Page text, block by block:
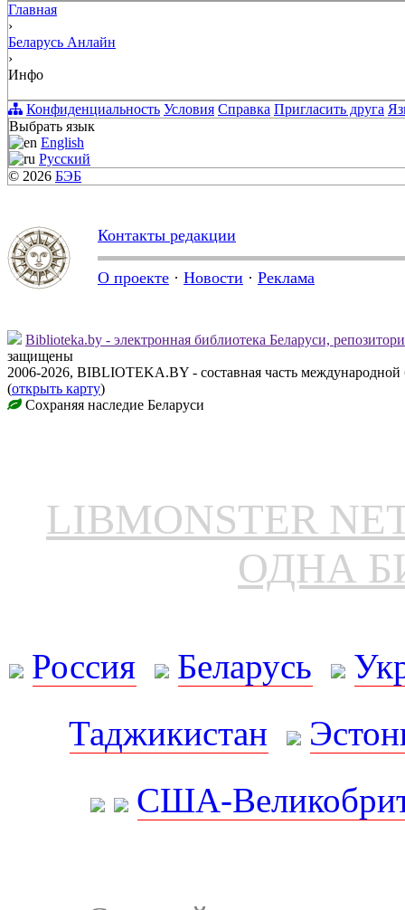
Главная
›
Беларусь Анлайн
›
Инфо
Конфиденциальность Условия Справка Пригласить друга
Выбрать язык
English
Русский
© 2026 БЭБ
Контакты редакции
О проекте · Новости · Реклама
Biblioteka.by - электронная библиотека Беларуси,
защищены
2006-2026, BIBLIOTEKA.BY - составная часть
(открыть карту)
Сохраняя наследие Беларуси
LIBMONSTER
ОДНА
Россия Беларусь
Таджикистан
США-